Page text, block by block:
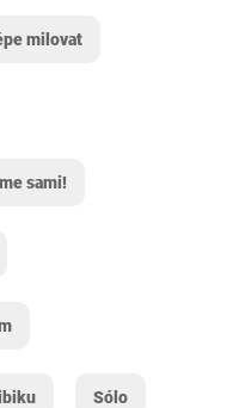
milovat
sami!
Sólo